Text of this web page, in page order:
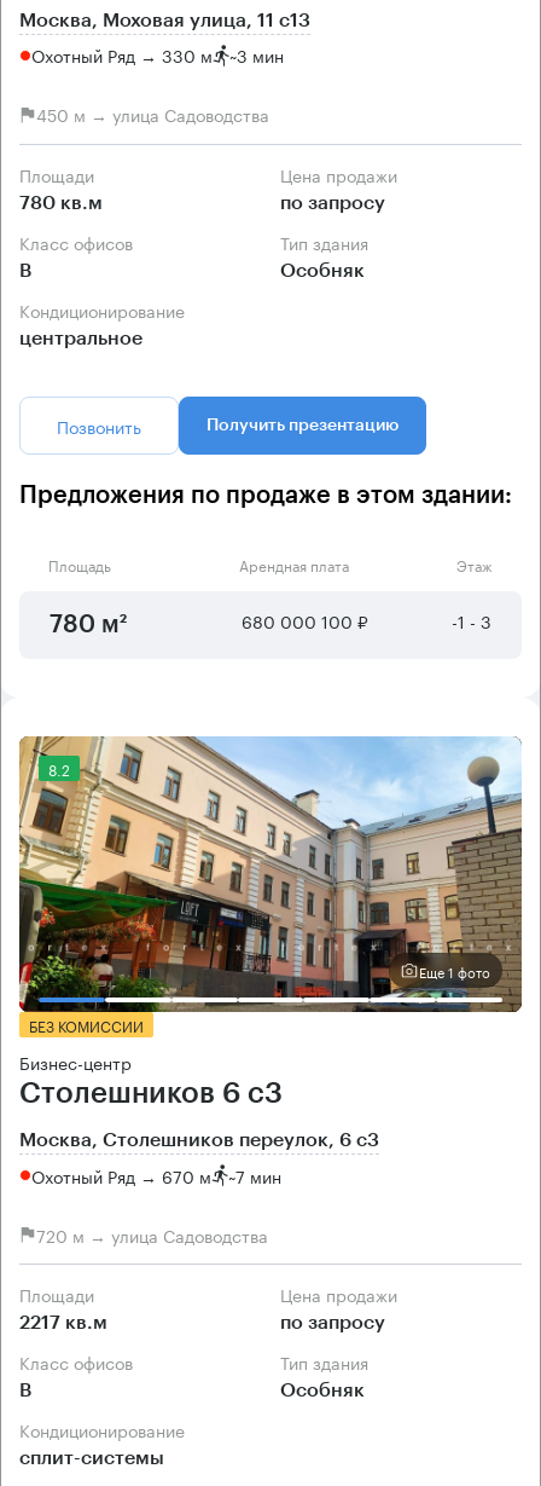
Москва, Моховая улица, 11 с13
Охотный Ряд → 330 м ~3 мин
450 м → улица Садоводства
Площади
780 кв.м
Цена продажи
по запросу
Класс офисов
B
Тип здания
Особняк
Кондиционирование
центральное
Позвонить Получить презентацию
Предложения по продаже в этом здании:
Площадь Арендная плата Этаж
780 м² 680 000 100 ₽ -1 - 3
8.2
Еще 1 фото
БЕЗ КОМИССИИ
Бизнес-центр
Столешников 6 с3
Москва, Столешников переулок, 6 с3
Охотный Ряд → 670 м ~7 мин
720 м → улица Садоводства
Площади
2217 кв.м
Цена продажи
по запросу
Класс офисов
B
Тип здания
Особняк
Кондиционирование
сплит-системы